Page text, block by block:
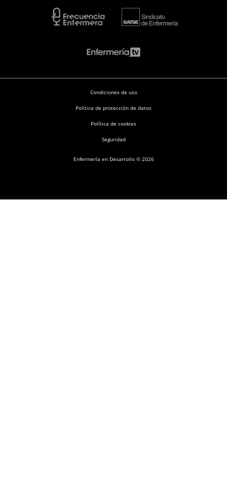
Enfermería en Desarrollo © 2026
Condiciones de uso
Política de protección de datos
Política de cookies
Seguridad